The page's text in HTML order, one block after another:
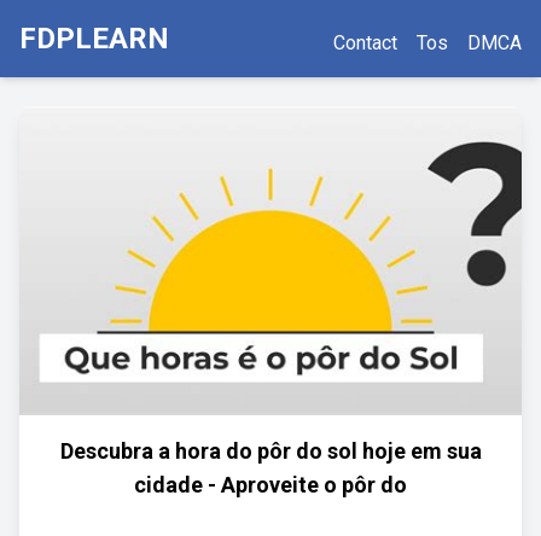
FDPLEARN Contact Tos DMCA
Descubra a hora do pôr do sol hoje em sua
cidade - Aproveite o pôr do